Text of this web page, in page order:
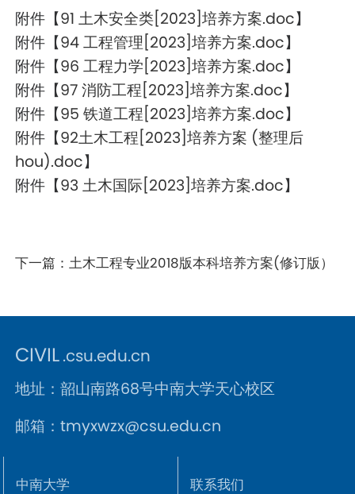
附件【91 土木安全类[2023]培养方案.doc】
附件【94 工程管理[2023]培养方案.doc】
附件【96 工程力学[2023]培养方案.doc】
附件【97 消防工程[2023]培养方案.doc】
附件【95 铁道工程[2023]培养方案.doc】
附件【92土木工程[2023]培养方案 (整理后
hou).doc】
附件【93 土木国际[2023]培养方案.doc】
下一篇：土木工程专业2018版本科培养方案(修订版）
CIVIL.csu.edu.cn
地址：韶山南路68号中南大学天心校区
邮箱：tmyxwzx@csu.edu.cn
中南大学 联系我们